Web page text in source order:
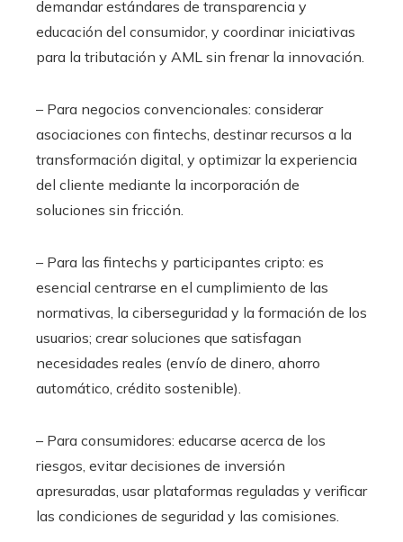
demandar estándares de transparencia y
educación del consumidor, y coordinar iniciativas
para la tributación y AML sin frenar la innovación.
– Para negocios convencionales: considerar
asociaciones con fintechs, destinar recursos a la
transformación digital, y optimizar la experiencia
del cliente mediante la incorporación de
soluciones sin fricción.
– Para las fintechs y participantes cripto: es
esencial centrarse en el cumplimiento de las
normativas, la ciberseguridad y la formación de los
usuarios; crear soluciones que satisfagan
necesidades reales (envío de dinero, ahorro
automático, crédito sostenible).
– Para consumidores: educarse acerca de los
riesgos, evitar decisiones de inversión
apresuradas, usar plataformas reguladas y verificar
las condiciones de seguridad y las comisiones.